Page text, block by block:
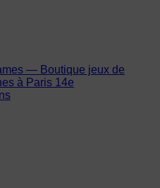
— Boutique jeux de
à Paris 14e